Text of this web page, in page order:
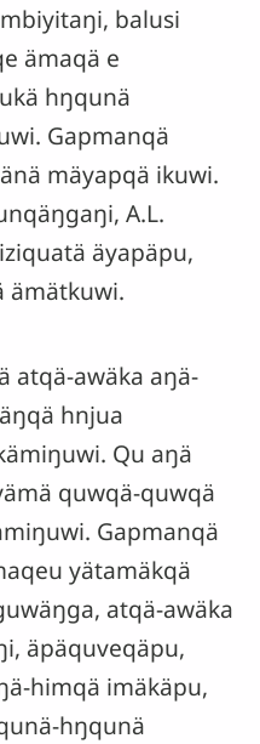
balusi
ämaqä e
hŋqunä
Gapmanqä
mäyapqä ikuwi.
A.L.
äyapäpu,
ämätkuwi.
atqä-awäka aŋä-
hnjua
Qu aŋä
quwqä-quwqä
Gapmanqä
yätamäkqä
atqä-awäka
äpäquveqäpu,
himqä imäkäpu,
hŋqunä